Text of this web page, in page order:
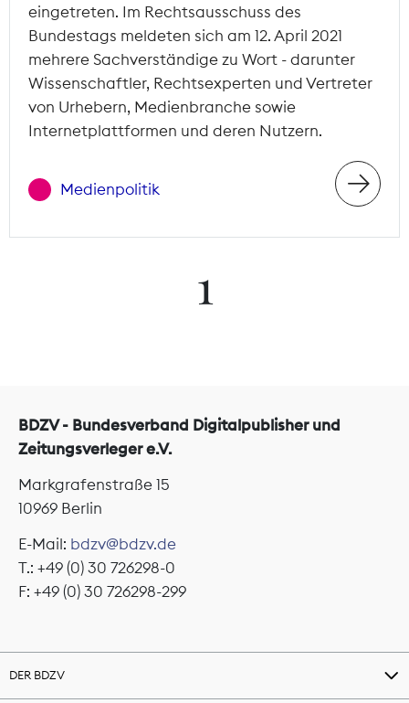
eingetreten. Im Rechtsausschuss des
Bundestags meldeten sich am 12. April 2021
mehrere Sachverständige zu Wort - darunter
Wissenschaftler, Rechtsexperten und Vertreter
von Urhebern, Medienbranche sowie
Internetplattformen und deren Nutzern.
Medienpolitik
1
BDZV - Bundesverband Digitalpublisher und
Zeitungsverleger e.V.
Markgrafenstraße 15
10969 Berlin
E-Mail: bdzv@bdzv.de
T.: +49 (0) 30 726298-0
F: +49 (0) 30 726298-299
DER BDZV